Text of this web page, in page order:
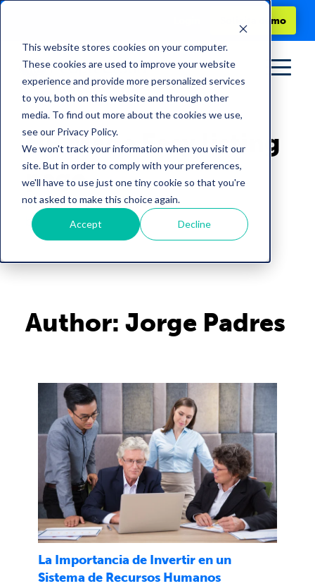
This website stores cookies on your computer.
These cookies are used to improve your website
experience and provide more personalized services
to you, both on this website and through other
media. To find out more about the cookies we use,
see our Privacy Policy.
We won't track your information when you visit our
site. But in order to comply with your preferences,
we'll have to use just one tiny cookie so that you're
not asked to make this choice again.
Accept Decline
Solicita demo
HR Made Easy listing
page
by PeopleCloud
Author: Jorge Padres
La Importancia de Invertir en un
Sistema de Recursos Humanos